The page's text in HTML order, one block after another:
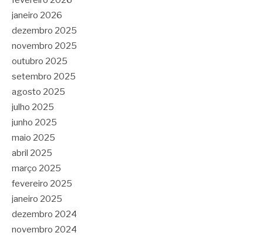
janeiro 2026
dezembro 2025
novembro 2025
outubro 2025
setembro 2025
agosto 2025
julho 2025
junho 2025
maio 2025
abril 2025
março 2025
fevereiro 2025
janeiro 2025
dezembro 2024
novembro 2024